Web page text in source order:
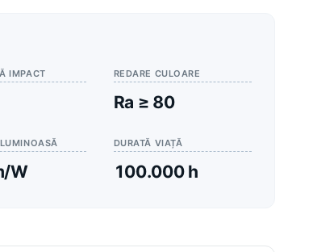
IMPACT REDARE CULOARE
Ra ≥ 80
W
DURATĂ VIAȚĂ
100.000 h